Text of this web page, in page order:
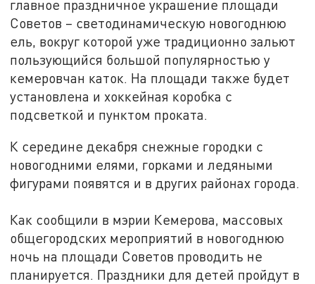
главное праздничное украшение площади
Советов – светодинамическую новогоднюю
ель, вокруг которой уже традиционно зальют
пользующийся большой популярностью у
кемеровчан каток. На площади также будет
установлена и хоккейная коробка с
подсветкой и пунктом проката.
К середине декабря снежные городки с
новогодними елями, горками и ледяными
фигурами появятся и в других районах города.
Как сообщили в мэрии Кемерова, массовых
общегородских мероприятий в новогоднюю
ночь на площади Советов проводить не
планируется. Праздники для детей пройдут в